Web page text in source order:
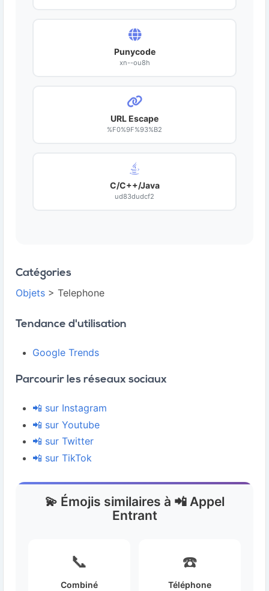
Punycode
xn--ou8h
URL Escape
%F0%9F%93%B2
C/C++/Java
ud83dudcf2
Catégories
Objets > Telephone
Tendance d'utilisation
Google Trends
Parcourir les réseaux sociaux
📲 sur Instagram
📲 sur Youtube
📲 sur Twitter
📲 sur TikTok
💫 Émojis similaires à 📲 Appel
Entrant
📞
Combiné
☎️
Téléphone